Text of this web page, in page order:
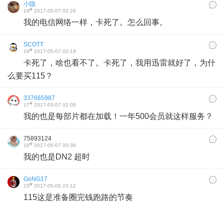
小隐
19# 2017-05-07 02:26
我的电信网络一样，卡死了。怎么回事。
SCOTT
18# 2017-05-07 02:18
卡死了，啥也看不了。卡死了，我用迅雷就好了，为什
么要买115？
337665987
17# 2017-05-07 02:08
我的也是每部片都在加载！一年500会员就这样服务？
75893124
16# 2017-05-07 00:36
我的也是DN2 超时
GoNG17
15# 2017-05-06 23:12
115这是准备圈完钱跑路的节奏